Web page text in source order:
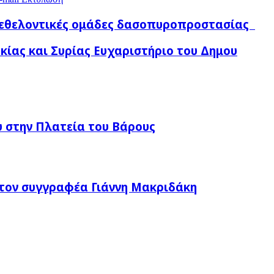
ομάδες δασοπυροπροστασίας
και Συρίας Ευχαριστήριο του Δημου
Πλατεία του Βάρους
συγγραφέα Γιάννη Μακριδάκη